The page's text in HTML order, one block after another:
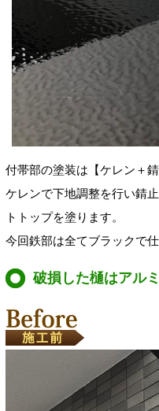
付帯部の塗装は【ケレン＋
ケレンで下地調整を行い錆
トトップを塗ります。
今回鉄部は全てブラックで仕
破損した樋はアル